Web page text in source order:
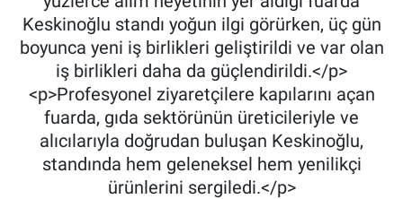
Keskinoğlu standı yoğun ilgi görürken, üç gün
boyunca yeni iş birlikleri geliştirildi ve var olan
iş birlikleri daha da güçlendirildi.</p>
<p>Profesyonel ziyaretçilere kapılarını açan
fuarda, gıda sektörünün üreticileriyle ve
alıcılarıyla doğrudan buluşan Keskinoğlu,
standında hem geleneksel hem yenilikçi
ürünlerini sergiledi.</p>